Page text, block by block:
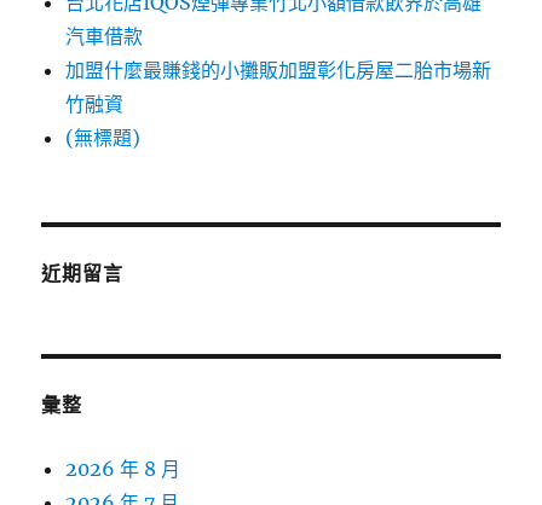
汽車借款
加盟什麼最賺錢的小攤販加盟彰化房屋二胎市場新
竹融資
(無標題)
近期留言
彙整
2026 年 8 月